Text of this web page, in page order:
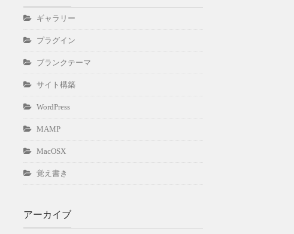
ギャラリー
プラグイン
ブランクテーマ
サイト構築
WordPress
MAMP
MacOSX
覚え書き
アーカイブ